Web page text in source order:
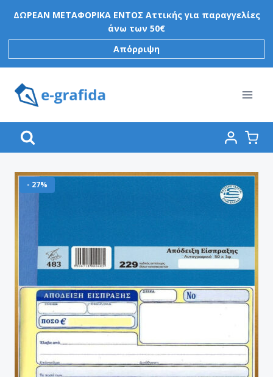
ΔΩΡΕΑΝ ΜΕΤΑΦΟΡΙΚΑ ΕΝΤΟΣ Αττικής για παραγγελίες
άνω των 50€
Απόρριψη
- 27%